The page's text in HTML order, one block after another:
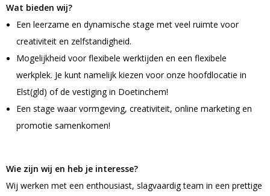
Lunchboxen
Badtextiel
Persoonlijke verzorging
Duurzame schrijfwaren
Potloden
Anti stress sleutelhangers
Lunchboxen
Fruitboxen
Lunchwraps (Roll 'Eat)
Reflecterende artikelen
Gereedschap
Lampen
Duimstokken
Wat bieden wij?
Een leerzame en dynamische stage met veel ruimte voor
creativiteit en zelfstandigheid.
Mogelijkheid voor flexibele werktijden en een flexibele
werkplek. Je kunt namelijk kiezen voor onze hoofdlocatie in
Elst(gld) of de vestiging in Doetinchem!
Een stage waar vormgeving, creativiteit, online marketing en
promotie samenkomen!
Wie zijn wij en heb je interesse?
Wij werken met een enthousiast, slagvaardig team in een prettige